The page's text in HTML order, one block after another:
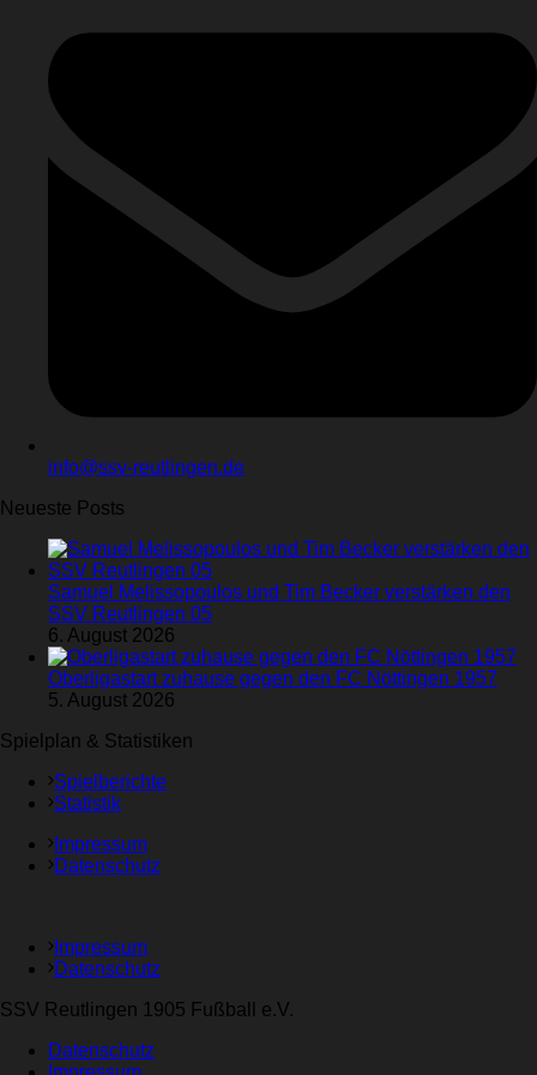
info@ssv-reutlingen.de
Neueste Posts
Samuel Melissopoulos und Tim Becker verstärken den
SSV Reutlingen 05
6. August 2026
Oberligastart zuhause gegen den FC Nöttingen 1957
5. August 2026
Spielplan & Statistiken
Spielberichte
Statistik
Impressum
Datenschutz
Impressum
Datenschutz
SSV Reutlingen 1905 Fußball e.V.
Datenschutz